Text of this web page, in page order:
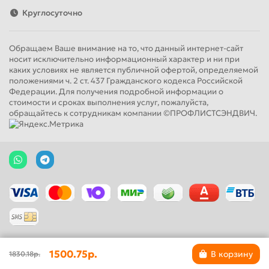
Круглосуточно
Обращаем Ваше внимание на то, что данный интернет-сайт
носит исключительно информационный характер и ни при
каких условиях не является публичной офертой, определяемой
положениями ч. 2 ст. 437 Гражданского кодекса Российской
Федерации. Для получения подробной информации о
стоимости и сроках выполнения услуг, пожалуйста,
обращайтесь к сотрудникам компании ©ПРОФЛИСТСЭНДВИЧ.
1830.18р. 1500.75р. В корзину